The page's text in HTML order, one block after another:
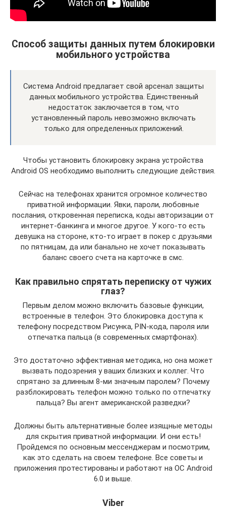
Способ защиты данных путем блокировки
мобильного устройства
Система Android предлагает свой арсенал защиты
данных мобильного устройства. Единственный
недостаток заключается в том, что
установленный пароль невозможно включать
только для определенных приложений.
Чтобы установить блокировку экрана устройства
Android OS необходимо выполнить следующие действия.
Сейчас на телефонах хранится огромное количество
приватной информации. Явки, пароли, любовные
послания, откровенная переписка, коды авторизации от
интернет-банкинга и многое другое. У кого-то есть
девушка на стороне, кто-то играет в покер с друзьями
по пятницам, да или банально не хочет показывать
баланс своего счета на карточке в смс.
Как правильно спрятать переписку от чужих
глаз?
Первым делом можно включить базовые функции,
встроенные в телефон. Это блокировка доступа к
телефону посредством Рисунка, PIN-кода, пароля или
отпечатка пальца (в современных смартфонах).
Это достаточно эффективная методика, но она может
вызвать подозрения у ваших близких и коллег. Что
спрятано за длинным 8-ми значным паролем? Почему
разблокировать телефон можно только по отпечатку
пальца? Вы агент американской разведки?
Должны быть альтернативные более изящные методы
для скрытия приватной информации. И они есть!
Пройдемся по основным мессенджерам и посмотрим,
как это сделать на своем телефоне. Все советы и
приложения протестированы и работают на ОС Android
6.0 и выше.
Viber